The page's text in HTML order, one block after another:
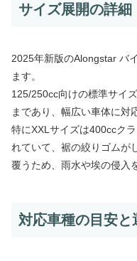
サイズ展開の詳細
2025年新版のAlongstar バ
ます。
125/250cc向けの標準サイ
まであり、幅広い車体に対
特にXXLサイズは400ccク
れていて、裾の絞りゴムが
覆うため、雨水や埃の侵入
対応車種の目安と